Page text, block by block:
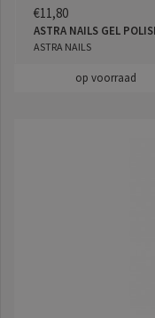
€11,80
ASTRA NAILS GEL
ASTRA NAILS
op voorraad